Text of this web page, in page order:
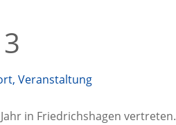
,Veranstaltung
in Fried­richs­ha­gen